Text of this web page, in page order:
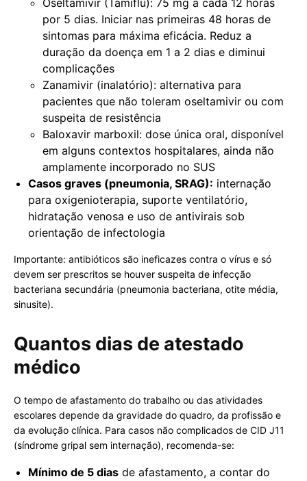
Oseltamivir (Tamiflu): 75 mg a cada 12 horas
por 5 dias. Iniciar nas primeiras 48 horas de
sintomas para máxima eficácia. Reduz a
duração da doença em 1 a 2 dias e diminui
complicações
Zanamivir (inalatório): alternativa para
pacientes que não toleram oseltamivir ou com
suspeita de resistência
Baloxavir marboxil: dose única oral, disponível
em alguns contextos hospitalares, ainda não
amplamente incorporado no SUS
Casos graves (pneumonia, SRAG): internação
para oxigenioterapia, suporte ventilatório,
hidratação venosa e uso de antivirais sob
orientação de infectologia
Importante: antibióticos são ineficazes contra o vírus e só
devem ser prescritos se houver suspeita de infecção
bacteriana secundária (pneumonia bacteriana, otite média,
sinusite).
Quantos dias de atestado
médico
O tempo de afastamento do trabalho ou das atividades
escolares depende da gravidade do quadro, da profissão e
da evolução clínica. Para casos não complicados de CID J11
(síndrome gripal sem internação), recomenda-se:
Mínimo de 5 dias de afastamento, a contar do